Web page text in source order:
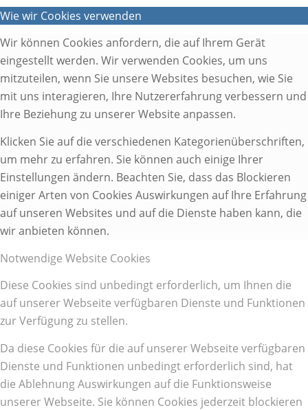
Wie wir Cookies verwenden
Wir können Cookies anfordern, die auf Ihrem Gerät
eingestellt werden. Wir verwenden Cookies, um uns
mitzuteilen, wenn Sie unsere Websites besuchen, wie Sie
mit uns interagieren, Ihre Nutzererfahrung verbessern und
Ihre Beziehung zu unserer Website anpassen.
Klicken Sie auf die verschiedenen Kategorienüberschriften,
um mehr zu erfahren. Sie können auch einige Ihrer
Einstellungen ändern. Beachten Sie, dass das Blockieren
einiger Arten von Cookies Auswirkungen auf Ihre Erfahrung
auf unseren Websites und auf die Dienste haben kann, die
wir anbieten können.
Notwendige Website Cookies
Diese Cookies sind unbedingt erforderlich, um Ihnen die
auf unserer Webseite verfügbaren Dienste und Funktionen
zur Verfügung zu stellen.
Da diese Cookies für die auf unserer Webseite verfügbaren
Dienste und Funktionen unbedingt erforderlich sind, hat
die Ablehnung Auswirkungen auf die Funktionsweise
unserer Webseite. Sie können Cookies jederzeit blockieren